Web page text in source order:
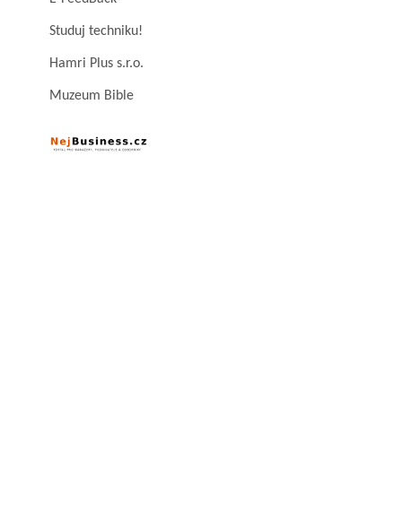
Studuj techniku!
Hamri Plus s.r.o.
Muzeum Bible